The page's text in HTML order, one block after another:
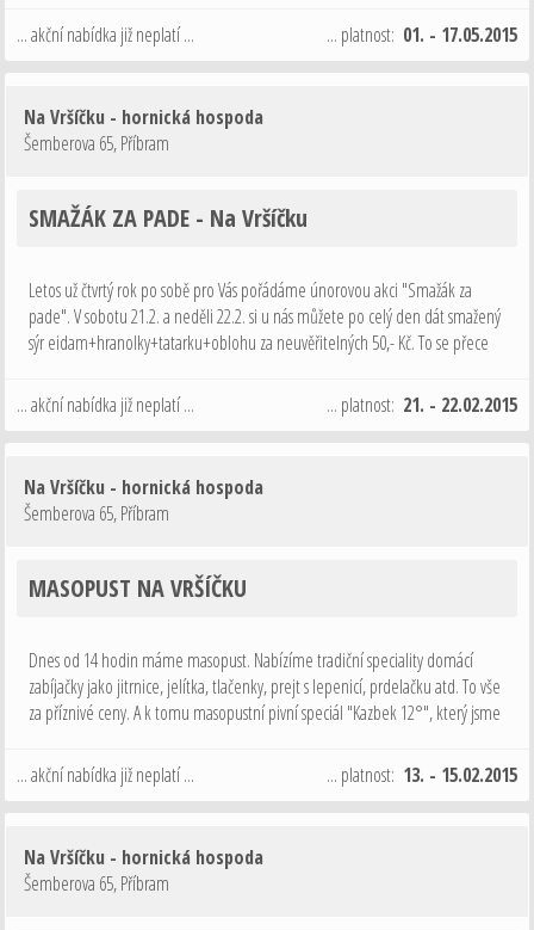
…
... akční nabídka již neplatí ... ... platnost: 01. - 17.05.2015
Na Vršíčku - hornická hospoda
Šemberova 65,Příbram
SMAŽÁK ZA PADE - Na Vršíčku
Letos už čtvrtý rok po sobě pro Vás pořádáme únorovou akci "Smažák za
pade". V sobotu 21.2. a neděli 22.2. si u nás můžete po celý den dát smažený
sýr eidam+hranolky+tatarku+oblohu za neuvěřitelných 50,- Kč. To se přece
... akční nabídka již neplatí ...
... platnost: 21. - 22.02.2015
Na Vršíčku - hornická hospoda
Šemberova 65,Příbram
MASOPUST NA VRŠÍČKU
Dnes od 14 hodin máme masopust. Nabízíme tradiční speciality domácí
zabíjačky jako jitrnice, jelítka, tlačenky, prejt s lepenicí, prdelačku atd. To vše
za příznivé ceny. A k tomu masopustní pivní speciál "Kazbek 12°", který jsme
... akční nabídka již neplatí ...
... platnost: 13. - 15.02.2015
Na Vršíčku - hornická hospoda
Šemberova 65,Příbram